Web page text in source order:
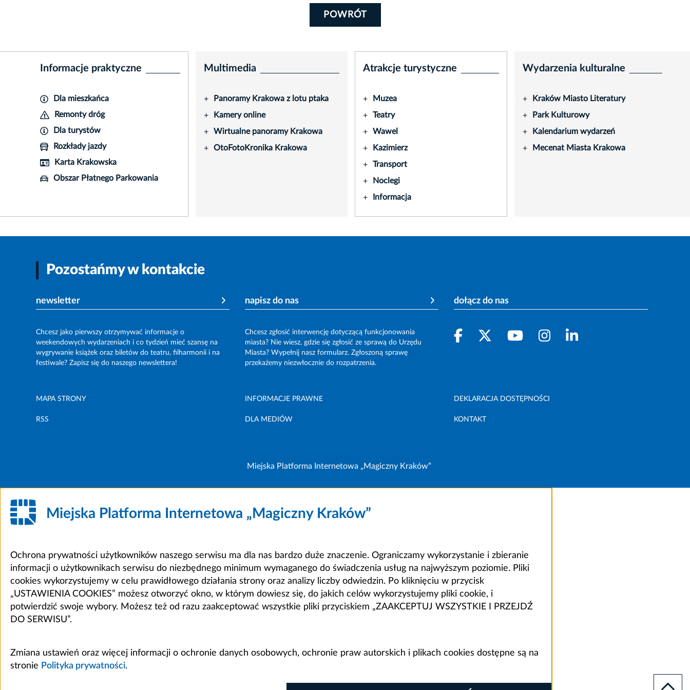
POWRÓT
Informacje praktyczne
Dla mieszkańca
Remonty dróg
Dla turystów
Rozkłady jazdy
Karta Krakowska
Obszar Płatnego Parkowania
Multimedia
+ Panoramy Krakowa z lotu ptaka
+ Kamery online
+ Wirtualne panoramy Krakowa
+ OtoFotoKronika Krakowa
Atrakcje turystyczne
+ Muzea
+ Teatry
+ Wawel
+ Kazimierz
+ Transport
+ Noclegi
+ Informacja
Wydarzenia kulturalne
+ Kraków Miasto Literatury
+ Park Kulturowy
+ Kalendarium wydarzeń
+ Mecenat Miasta Krakowa
Pozostańmy w kontakcie
newsletter
Chcesz jako pierwszy otrzymywać informacje o
weekendowych wydarzeniach i co tydzień mieć szansę na
wygrywanie książek oraz biletów do teatru, filharmonii i na
festiwale? Zapisz się do naszego newslettera!
napisz do nas
Chcesz zgłosić interwencję dotyczącą funkcjonowania
miasta? Nie wiesz, gdzie się zgłosić ze sprawą do Urzędu
Miasta? Wypełnij nasz formularz. Zgłoszoną sprawę
przekażemy niezwłocznie do rozpatrzenia.
dołącz do nas
MAPA STRONY INFORMACJE PRAWNE DEKLARACJA DOSTĘPNOŚCI
RSS DLA MEDIÓW KONTAKT
Miejska Platforma Internetowa „Magiczny Kraków”
Miejska Platforma Internetowa „Magiczny Kraków”
Ochrona prywatności użytkowników naszego serwisu ma dla nas bardzo duże znaczenie. Ograniczamy wykorzystanie i zbieranie
informacji o użytkownikach serwisu do niezbędnego minimum wymaganego do świadczenia usług na najwyższym poziomie. Pliki
cookies wykorzystujemy w celu prawidłowego działania strony oraz analizy liczby odwiedzin. Po kliknięciu w przycisk
„USTAWIENIA COOKIES” możesz otworzyć okno, w którym dowiesz się, do jakich celów wykorzystujemy pliki cookie, i
potwierdzić swoje wybory. Możesz też od razu zaakceptować wszystkie pliki przyciskiem „ZAAKCEPTUJ WSZYSTKIE I PRZEJDŹ
DO SERWISU”.
Zmiana ustawień oraz więcej informacji o ochronie danych osobowych, ochronie praw autorskich i plikach cookies dostępne są na
stronie Polityka prywatności.